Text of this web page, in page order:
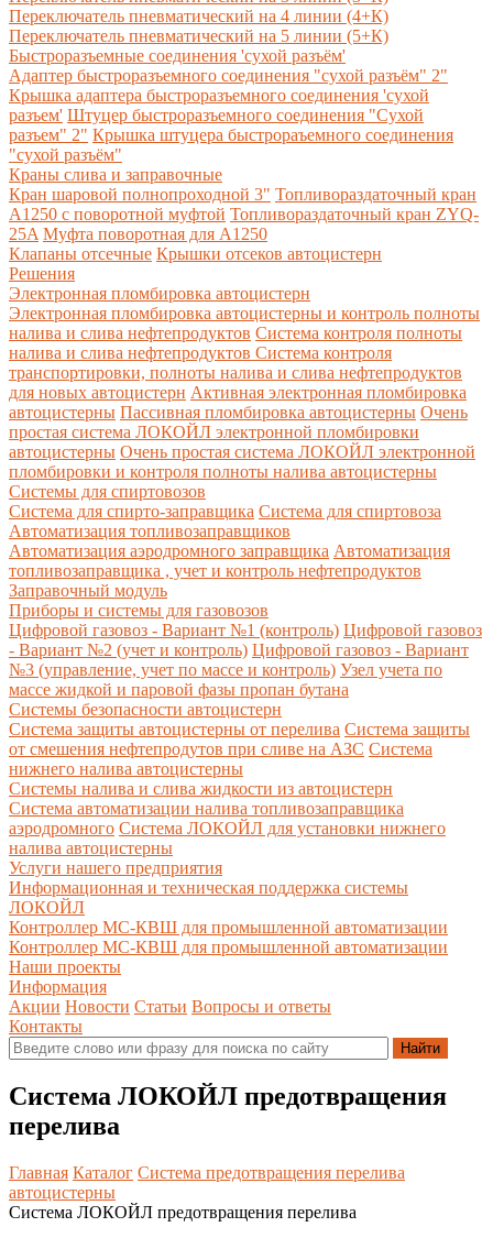
Переключатель пневматический на 4 линии (4+К)
Переключатель пневматический на 5 линии (5+К)
Быстроразъемные соединения 'сухой разъём'
Адаптер быстроразъемного соединения "сухой разъём" 2"
Крышка адаптера быстроразъемного соединения 'сухой
разъем' Штуцер быстроразъемного соединения "Сухой
разъем" 2" Крышка штуцера быстрораъемного соединения
"сухой разъём"
Краны слива и заправочные
Кран шаровой полнопроходной 3" Топливораздаточный кран
A1250 с поворотной муфтой Топливораздаточный кран ZYQ-
25A Муфта поворотная для А1250
Клапаны отсечные Крышки отсеков автоцистерн
Решения
Электронная пломбировка автоцистерн
Электронная пломбировка автоцистерны и контроль полноты
налива и слива нефтепродуктов Система контроля полноты
налива и слива нефтепродуктов Система контроля
транспортировки, полноты налива и слива нефтепродуктов
для новых автоцистерн Активная электронная пломбировка
автоцистерны Пассивная пломбировка автоцистерны Очень
простая система ЛОКОЙЛ электронной пломбировки
автоцистерны Очень простая система ЛОКОЙЛ электронной
пломбировки и контроля полноты налива автоцистерны
Системы для спиртовозов
Система для спирто-заправщика Система для спиртовоза
Автоматизация топливозаправщиков
Автоматизация аэродромного заправщика Автоматизация
топливозаправщика , учет и контроль нефтепродуктов
Заправочный модуль
Приборы и системы для газовозов
Цифровой газовоз - Вариант №1 (контроль) Цифровой газовоз
- Вариант №2 (учет и контроль) Цифровой газовоз - Вариант
№3 (управление, учет по массе и контроль) Узел учета по
массе жидкой и паровой фазы пропан бутана
Системы безопасности автоцистерн
Система защиты автоцистерны от перелива Система защиты
от смешения нефтепродутов при сливе на АЗС Система
нижнего налива автоцистерны
Системы налива и слива жидкости из автоцистерн
Система автоматизации налива топливозаправщика
аэродромного Система ЛОКОЙЛ для установки нижнего
налива автоцистерны
Услуги нашего предприятия
Информационная и техническая поддержка системы
ЛОКОЙЛ
Контроллер МС-КВШ для промышленной автоматизации
Контроллер МС-КВШ для промышленной автоматизации
Наши проекты
Информация
Акции Новости Статьи Вопросы и ответы
Контакты
Система ЛОКОЙЛ предотвращения
перелива
Главная Каталог Система предотвращения перелива
автоцистерны
Система ЛОКОЙЛ предотвращения перелива